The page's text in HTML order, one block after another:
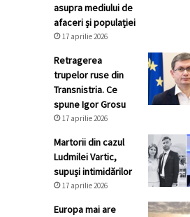
asupra mediului de
afaceri și populației
17 aprilie 2026
Retragerea
trupelor ruse din
Transnistria. Ce
spune Igor Grosu
17 aprilie 2026
Martorii din cazul
Ludmilei Vartic,
supuși intimidărilor
17 aprilie 2026
Europa mai are